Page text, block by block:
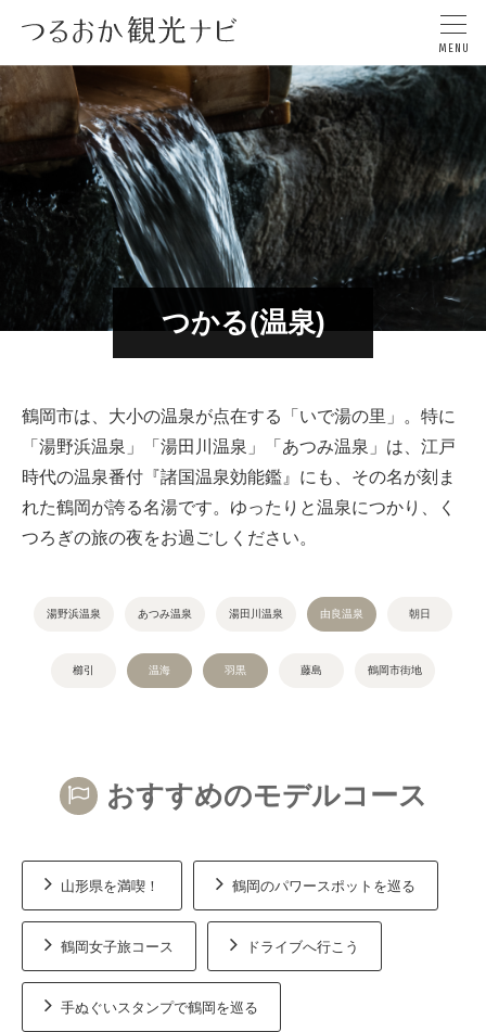
つかる(温泉)
鶴岡市は、大小の温泉が点在する「いで湯の里」。特に
「湯野浜温泉」「湯田川温泉」「あつみ温泉」は、江戸
時代の温泉番付『諸国温泉効能鑑』にも、その名が刻ま
れた鶴岡が誇る名湯です。ゆったりと温泉につかり、く
つろぎの旅の夜をお過ごしください。
湯野浜温泉 あつみ温泉 湯田川温泉 由良温泉 朝日
櫛引 温海 羽黒 藤島 鶴岡市街地
おすすめのモデルコース
山形県を満喫！ 鶴岡のパワースポットを巡る
鶴岡女子旅コース ドライブへ行こう
手ぬぐいスタンプで鶴岡を巡る